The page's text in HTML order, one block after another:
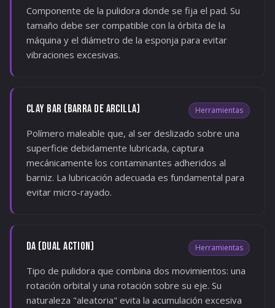
Componente de la pulidora donde se fija el pad. Su
tamaño debe ser compatible con la órbita de la
máquina y el diámetro de la esponja para evitar
vibraciones excesivas.
CLAY BAR (BARRA DE ARCILLA) Herramientas
Polímero maleable que, al ser deslizado sobre una
superficie debidamente lubricada, captura
mecánicamente los contaminantes adheridos al
barniz. La lubricación adecuada es fundamental para
evitar micro-rayado.
DA (DUAL ACTION) Herramientas
Tipo de pulidora que combina dos movimientos: una
rotación orbital y una rotación sobre su eje. Su
naturaleza "aleatoria" evita la acumulación excesiva